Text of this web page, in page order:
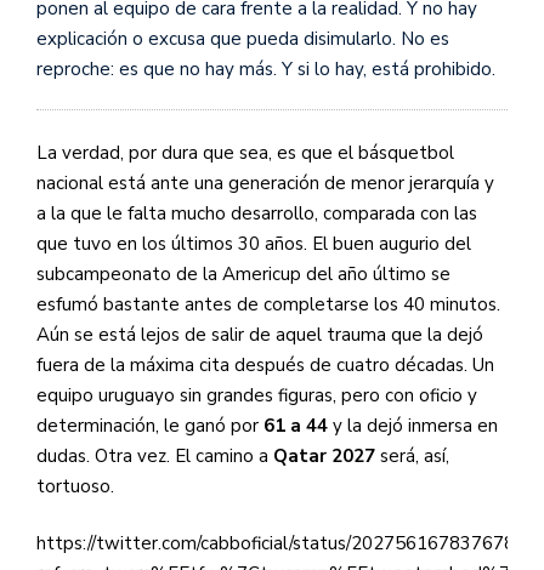
ponen al equipo de cara frente a la realidad. Y no hay
explicación o excusa que pueda disimularlo. No es
reproche: es que no hay más. Y si lo hay, está prohibido.
La verdad, por dura que sea, es que el básquetbol
nacional está ante una generación de menor jerarquía y
a la que le falta mucho desarrollo, comparada con las
que tuvo en los últimos 30 años. El buen augurio del
subcampeonato de la Americup del año último se
esfumó bastante antes de completarse los 40 minutos.
Aún se está lejos de salir de aquel trauma que la dejó
fuera de la máxima cita después de cuatro décadas. Un
equipo uruguayo sin grandes figuras, pero con oficio y
determinación, le ganó por 61 a 44 y la dejó inmersa en
dudas. Otra vez. El camino a Qatar 2027 será, así,
tortuoso.
https://twitter.com/cabboficial/status/